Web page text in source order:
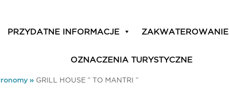
PRZYDATNE INFORMACJE ZAKWATEROWANIE
OZNACZENIA TURYSTYCZNE
» GRILL HOUSE ” TO MANTRI ”